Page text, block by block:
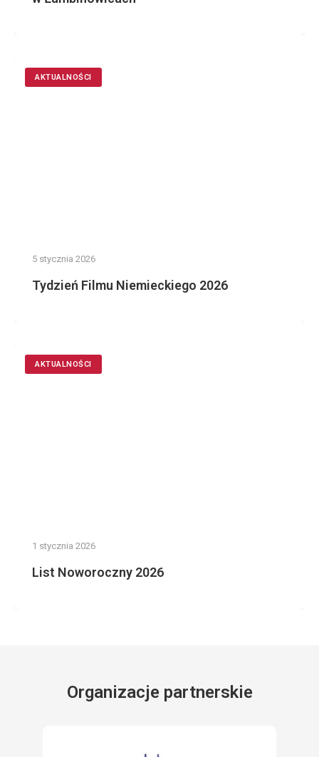
AKTUALNOŚCI
5 stycznia 2026
Tydzień Filmu Niemieckiego 2026
AKTUALNOŚCI
1 stycznia 2026
List Noworoczny 2026
Organizacje partnerskie